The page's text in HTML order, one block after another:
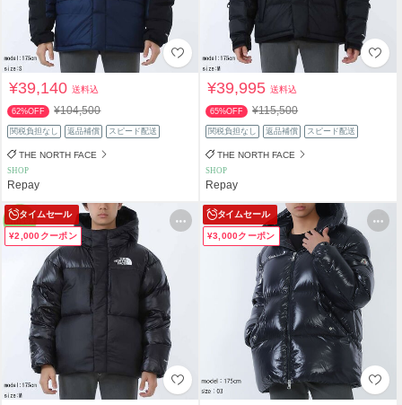
¥39,140送料込
62%OFF ¥104,500
関税負担なし 返品補償 スピード配送
THE NORTH FACE
SHOP
Repay
¥39,995送料込
65%OFF ¥115,500
関税負担なし 返品補償 スピード配送
THE NORTH FACE
SHOP
Repay
タイムセール
¥2,000クーポン
タイムセール
¥3,000クーポン